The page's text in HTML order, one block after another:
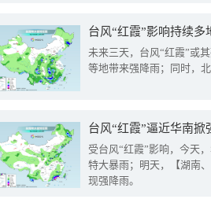
台风“红霞”影响持续
未来三天，台风“红霞”或
等地带来强降雨；同时，
台风“红霞”逼近华南
受台风“红霞”影响，今天
特大暴雨；明天，【湖南
现强降雨。